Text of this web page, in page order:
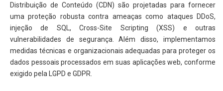
Distribuição de Conteúdo (CDN) são projetadas para fornecer
uma proteção robusta contra ameaças como ataques DDoS,
injeção de SQL, Cross-Site Scripting (XSS) e outras
vulnerabilidades de segurança. Além disso, implementamos
medidas técnicas e organizacionais adequadas para proteger os
dados pessoais processados em suas aplicações web, conforme
exigido pela LGPD e GDPR.